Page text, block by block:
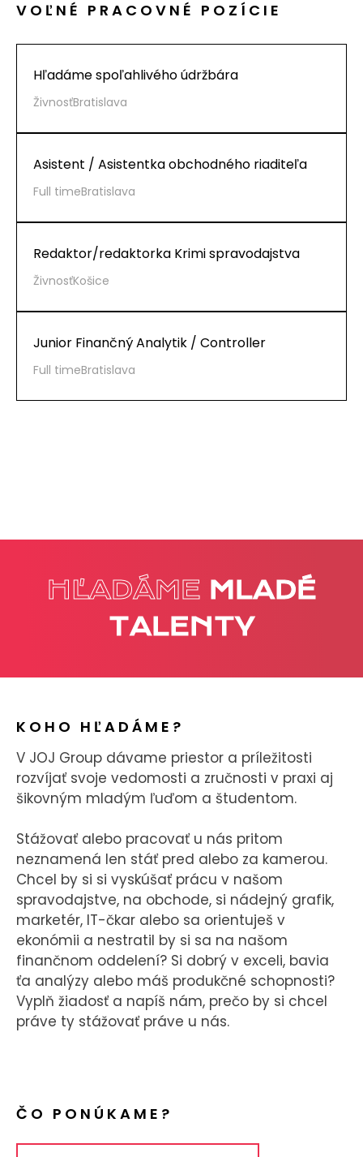
VOĽNÉ PRACOVNÉ POZÍCIE
Hľadáme spoľahlivého údržbára
ŽivnosťBratislava
Asistent / Asistentka obchodného riaditeľa
Full timeBratislava
Redaktor/redaktorka Krimi spravodajstva
ŽivnosťKošice
Junior Finančný Analytik / Controller
Full timeBratislava
HĽADÁME MLADÉ
TALENTY
KOHO HĽADÁME?
V JOJ Group dávame priestor a príležitosti
rozvíjať svoje vedomosti a zručnosti v praxi aj
šikovným mladým ľuďom a študentom.
Stážovať alebo pracovať u nás pritom
neznamená len stáť pred alebo za kamerou.
Chcel by si si vyskúšať prácu v našom
spravodajstve, na obchode, si nádejný grafik,
marketér, IT-čkar alebo sa orientuješ v
ekonómii a nestratil by si sa na našom
finančnom oddelení? Si dobrý v exceli, bavia
ťa analýzy alebo máš produkčné schopnosti?
Vyplň žiadosť a napíš nám, prečo by si chcel
práve ty stážovať práve u nás.
ČO PONÚKAME?